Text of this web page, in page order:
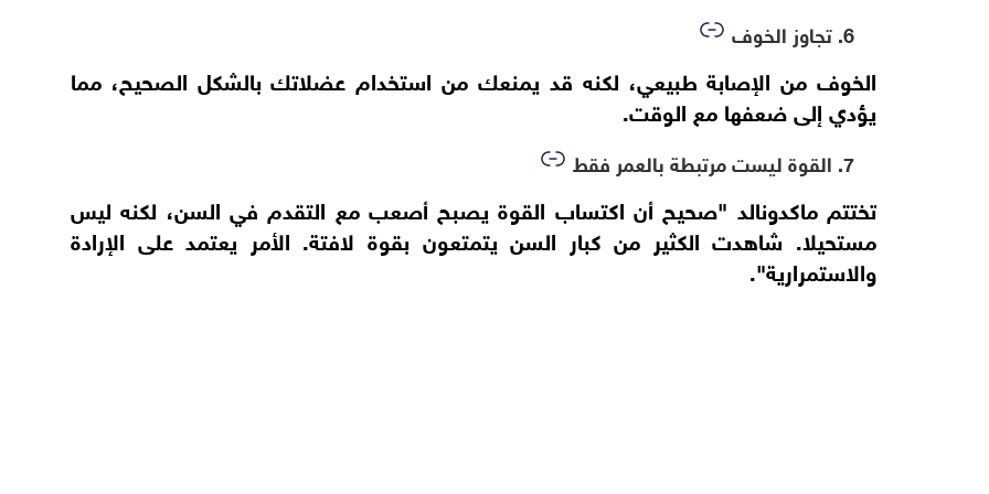
6. تجاوز الخوف
الخوف من الإصابة طبيعي، لكنه قد يمنعك من استخدام عضلاتك بالشكل الصحيح، مما
يؤدي إلى ضعفها مع الوقت.
7. القوة ليست مرتبطة بالعمر فقط
تختتم ماكدونالد "صحيح أن اكتساب القوة يصبح أصعب مع التقدم في السن، لكنه ليس
مستحيلا. شاهدت الكثير من كبار السن يتمتعون بقوة لافتة. الأمر يعتمد على الإرادة
والاستمرارية".